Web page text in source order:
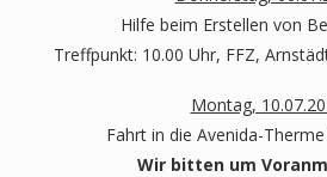
Hilfe beim Erstellen von
Treffpunkt: 10.00 Uhr, FFZ,
Montag,
Fahrt in die Avenida-
Wir bitten um